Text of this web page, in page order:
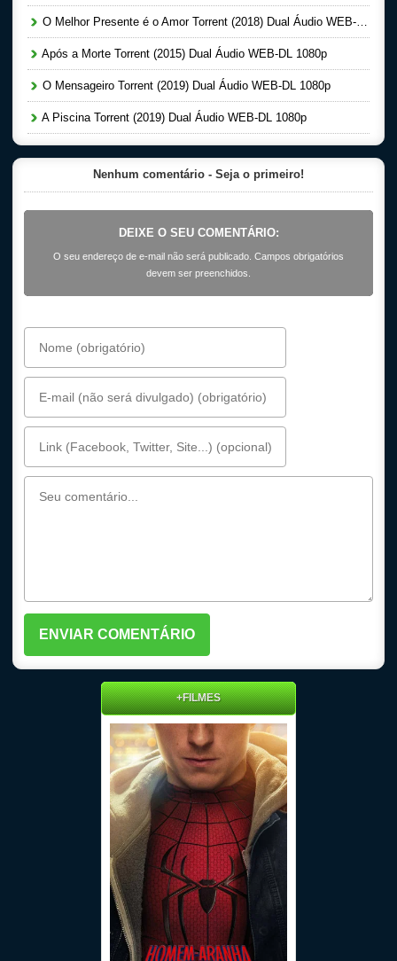
O Melhor Presente é o Amor Torrent (2018) Dual Áudio WEB-DL 1080p
Após a Morte Torrent (2015) Dual Áudio WEB-DL 1080p
O Mensageiro Torrent (2019) Dual Áudio WEB-DL 1080p
A Piscina Torrent (2019) Dual Áudio WEB-DL 1080p
Nenhum comentário - Seja o primeiro!
DEIXE O SEU COMENTÁRIO:
O seu endereço de e-mail não será publicado. Campos obrigatórios
devem ser preenchidos.
+FILMES